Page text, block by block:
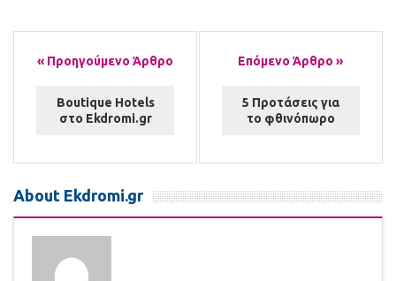
Boutique Hotels
στο Ekdromi.gr
5 Προτάσεις για
το φθινόπωρο
About Ekdromi.gr